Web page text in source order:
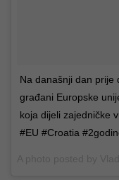
Na današnji dan prije
građani Europske
koja dijeli zajedničke
#EU #Croatia